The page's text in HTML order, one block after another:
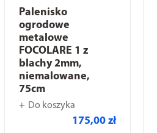
Palenisko
ogrodowe
metalowe
FOCOLARE 1 z
blachy 2mm,
niemalowane,
75cm
Do koszyka
175,00 zł